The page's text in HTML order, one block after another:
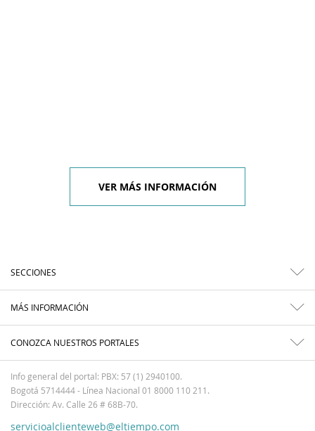
VER MÁS INFORMACIÓN
SECCIONES
MÁS INFORMACIÓN
CONOZCA NUESTROS PORTALES
Info general del portal: PBX: 57 (1) 2940100.
Bogotá 5714444 - Línea Nacional 01 8000 110 211.
Dirección: Av. Calle 26 # 68B-70.
servicioalclienteweb@eltiempo.com